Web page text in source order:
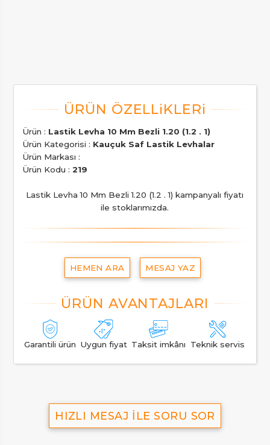
Ürün : Lastik Levha 10 Mm Bezli 1.20 (1.2 . 1)
Ürün Kategorisi : Kauçuk Saf Lastik Levhalar
Ürün Markası :
Ürün Kodu : 219
Lastik Levha 10 Mm Bezli 1.20 (1.2 . 1) kampanyalı fiyatı
ile stoklarımızda.
HEMEN ARA MESAJ YAZ
Garantili ürün Uygun fiyat Taksit imkânı Teknik servis
HIZLI MESAJ İLE SORU SOR